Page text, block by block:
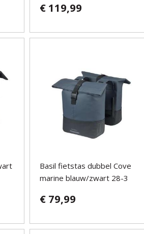
€ 119,99
Basil fietstas dubbel Cove
marine blauw/zwart 28-3
€ 79,99